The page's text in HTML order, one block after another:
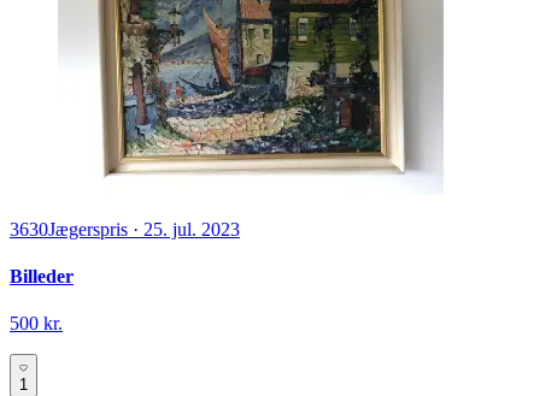
3630Jægerspris · 25. jul. 2023
Billeder
500 kr.
1